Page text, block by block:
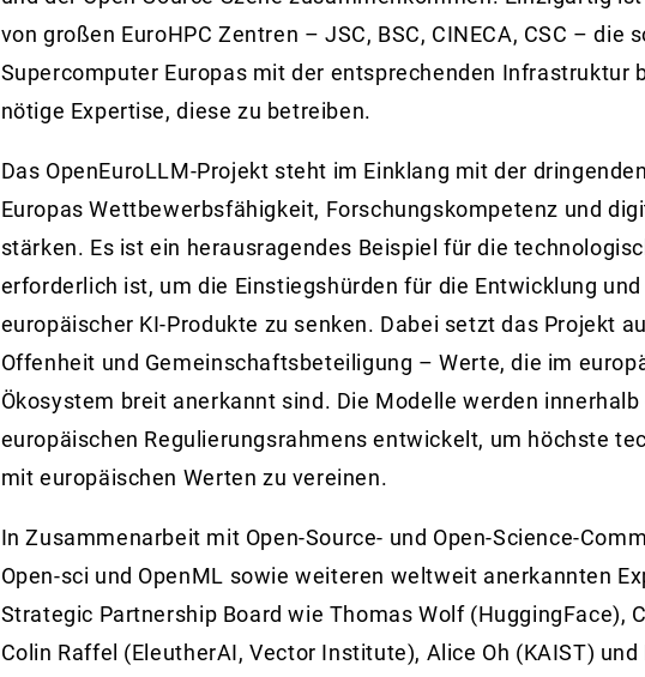
von großen EuroHPC Zentren – JSC, BSC, CINECA, CSC – die
Supercomputer Europas mit der entsprechenden Infrastruktur
nötige Expertise, diese zu betreiben.
Das OpenEuroLLM-Projekt steht im Einklang mit der
Europas Wettbewerbsfähigkeit, Forschungskompetenz und
stärken. Es ist ein herausragendes Beispiel für die
erforderlich ist, um die Einstiegshürden für die Entwicklung
europäischer KI-Produkte zu senken. Dabei setzt das Projekt
Offenheit und Gemeinschaftsbeteiligung – Werte, die im
Ökosystem breit anerkannt sind. Die Modelle werden
europäischen Regulierungsrahmens entwickelt, um höchste
mit europäischen Werten zu vereinen.
In Zusammenarbeit mit Open-Source- und Open-Science-
Open-sci und OpenML sowie weiteren weltweit anerkannten
Strategic Partnership Board wie Thomas Wolf (HuggingFace),
Colin Raffel (EleutherAI, Vector Institute), Alice Oh (KAIST) und